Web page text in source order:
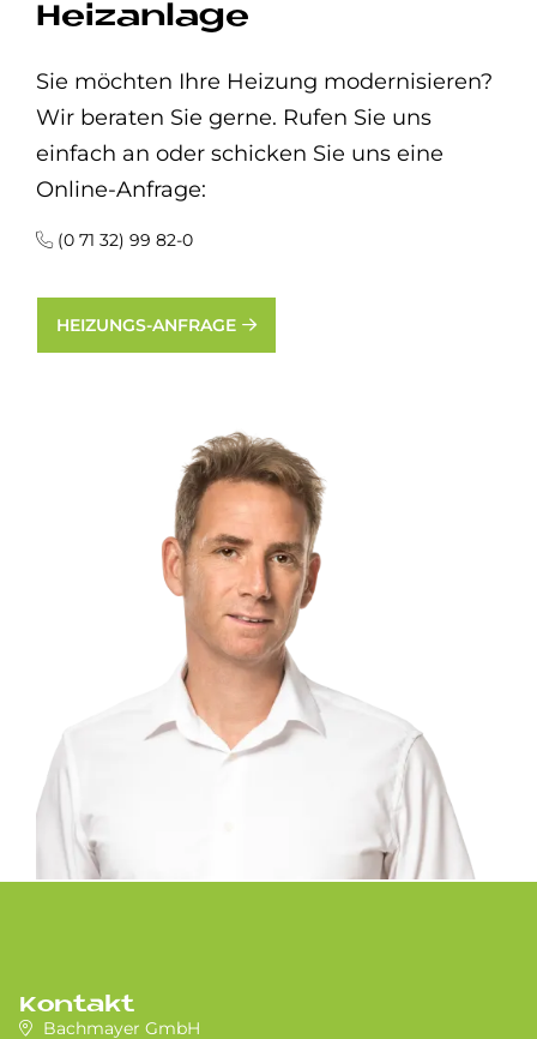
Heizanlage
Sie möchten Ihre Heizung modernisieren?
Wir beraten Sie gerne. Rufen Sie uns
einfach an oder schicken Sie uns eine
Online-Anfrage:
(0 71 32) 99 82-0
HEIZUNGS-ANFRAGE
Kontakt
Bachmayer GmbH